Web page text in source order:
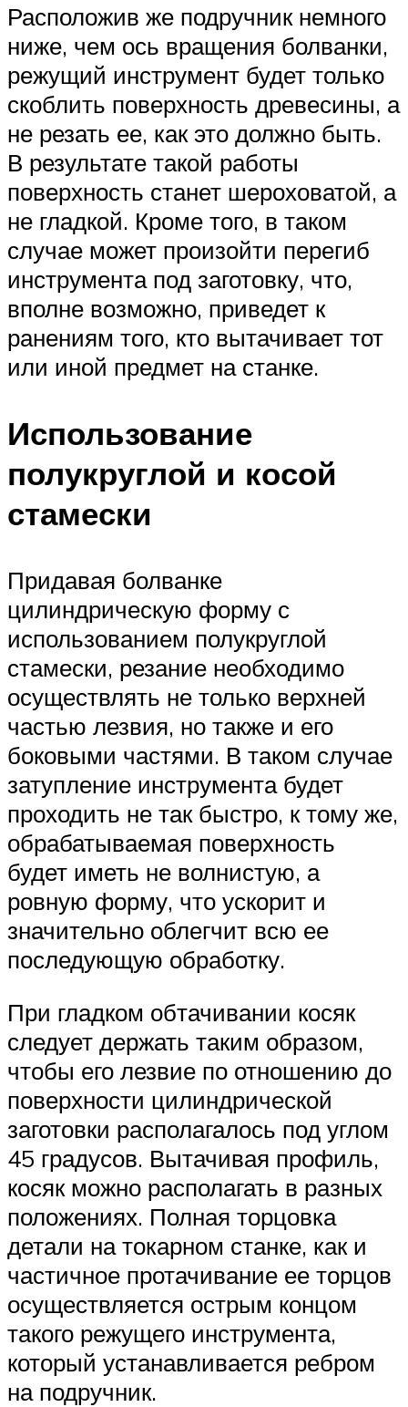
Расположив же подручник немного
ниже, чем ось вращения болванки,
режущий инструмент будет только
скоблить поверхность древесины, а
не резать ее, как это должно быть.
В результате такой работы
поверхность станет шероховатой, а
не гладкой. Кроме того, в таком
случае может произойти перегиб
инструмента под заготовку, что,
вполне возможно, приведет к
ранениям того, кто вытачивает тот
или иной предмет на станке.
Использование
полукруглой и косой
стамески
Придавая болванке
цилиндрическую форму с
использованием полукруглой
стамески, резание необходимо
осуществлять не только верхней
частью лезвия, но также и его
боковыми частями. В таком случае
затупление инструмента будет
проходить не так быстро, к тому же,
обрабатываемая поверхность
будет иметь не волнистую, а
ровную форму, что ускорит и
значительно облегчит всю ее
последующую обработку.
При гладком обтачивании косяк
следует держать таким образом,
чтобы его лезвие по отношению до
поверхности цилиндрической
заготовки располагалось под углом
45 градусов. Вытачивая профиль,
косяк можно располагать в разных
положениях. Полная торцовка
детали на токарном станке, как и
частичное протачивание ее торцов
осуществляется острым концом
такого режущего инструмента,
который устанавливается ребром
на подручник.